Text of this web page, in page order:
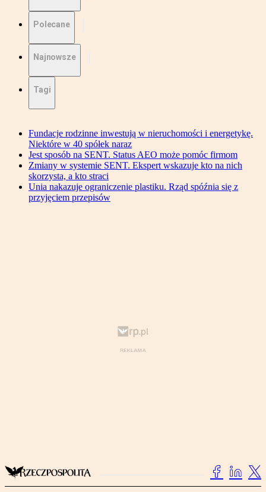
Polecane
Najnowsze
Tagi
Fundacje rodzinne inwestują w nieruchomości i energetykę.
Niektóre w 40 spółek naraz
Jest sposób na SENT. Status AEO może pomóc firmom
Zmiany w systemie SENT. Ekspert wskazuje kto na nich
skorzysta, a kto straci
Unia nakazuje ograniczenie plastiku. Rząd spóźnia się z
przyjęciem przepisów